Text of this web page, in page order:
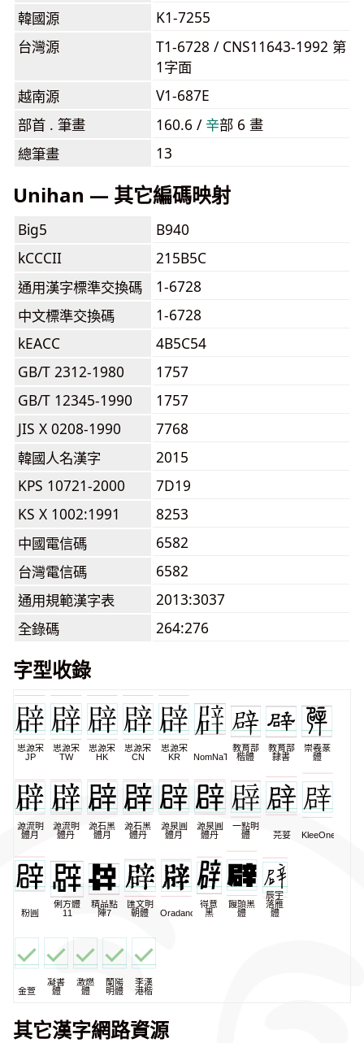
韓國源
K1-7255
台灣源
T1-6728 / CNS11643-1992 第
1字面
越南源
V1-687E
部首 . 筆畫
160.6 / ⾟部 6 畫
總筆畫
13
Unihan — 其它編碼映射
Big5
B940
kCCCII
215B5C
通用漢字標準交換碼
1-6728
中文標準交換碼
1-6728
kEACC
4B5C54
GB/T 2312-1980
1757
GB/T 12345-1990
1757
JIS X 0208-1990
7768
韓國人名漢字
2015
KPS 10721-2000
7D19
KS X 1002:1991
8253
中國電信碼
6582
台灣電信碼
6582
通用規範漢字表
2013:3037
全錄碼
264:276
字型收錄
思源宋
JP
思源宋
TW
思源宋
HK
思源宋
CN
思源宋
KR
NomNaTong
教育部
楷體
教育部
隸書
崇羲篆
體
源流明
體月
源流明
體丹
源石黑
體月
源石黑
體丹
源泉圓
體月
源泉圓
體丹
一點明
體
芫荽 KleeOne
粉圓
俐方體
11
精品點
陣7
匯文明
朝體
Oradano
得意
黑
饅頭黑
體
辰宇
落雁
體
金萱
凝書
體
激燃
體
蘭陽
明體
李漢
港楷
其它漢字網路資源